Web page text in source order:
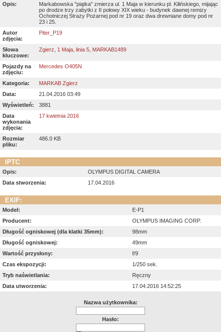
Opis:
Markabowska "piątka" zmierza ul. 1 Maja w kierunku pl. Kilińskiego, mijając
po drodze trzy zabytki z II połowy XIX wieku - budynek dawnej remizy
Ochotniczej Straży Pożarnej pod nr 19 oraz dwa drewniane domy pod nr
23 i 25.
Autor
zdjęcia:
Piter_P19
Słowa
kluczowe:
Zgierz 1 Maja linia 5 MARKAB1489
Pojazdy na
zdjęciu:
Mercedes O405N
Kategoria:
MARKAB Zgierz
Data:
21.04.2016 03:49
Wyświetleń:
3881
Data
wykonania
zdjęcia:
17 kwietnia 2016
Rozmiar
pliku:
486.0 KB
IPTC
Opis:
OLYMPUS DIGITAL CAMERA
Data stworzenia:
17.04.2016
EXIF:
Model:
E-P1
Producent:
OLYMPUS IMAGING CORP.
Długość ogniskowej (dla klatki 35mm):
98mm
Długość ogniskowej:
49mm
Wartość przysłony:
f/9
Czas ekspozycji:
1/250 sek.
Tryb naświetlania:
Ręczny
Data utworzenia:
17.04.2016 14:52:25
Nazwa użytkownika:
Hasło: